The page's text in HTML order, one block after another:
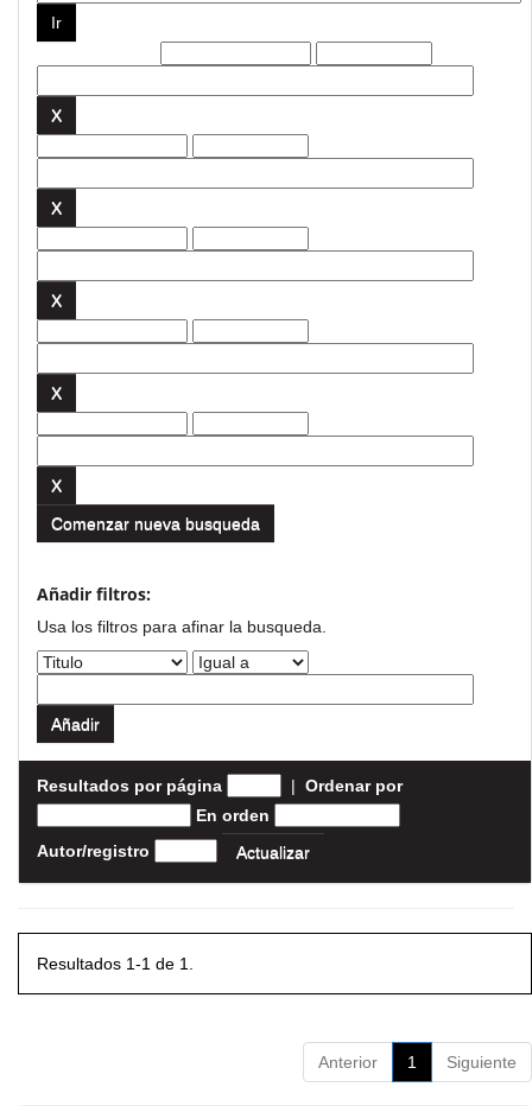
Comenzar nueva busqueda
Añadir filtros:
Usa los filtros para afinar la busqueda.
Resultados por página | Ordenar por
En orden
Autor/registro
Resultados 1-1 de 1.
Anterior 1 Siguiente